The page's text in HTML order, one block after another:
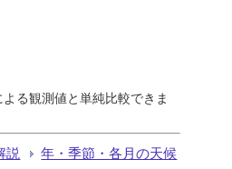
る観測値と単純比較できま
説 年・季節・各月の天候